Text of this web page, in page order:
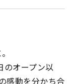
のオープン以
感動を分かち合